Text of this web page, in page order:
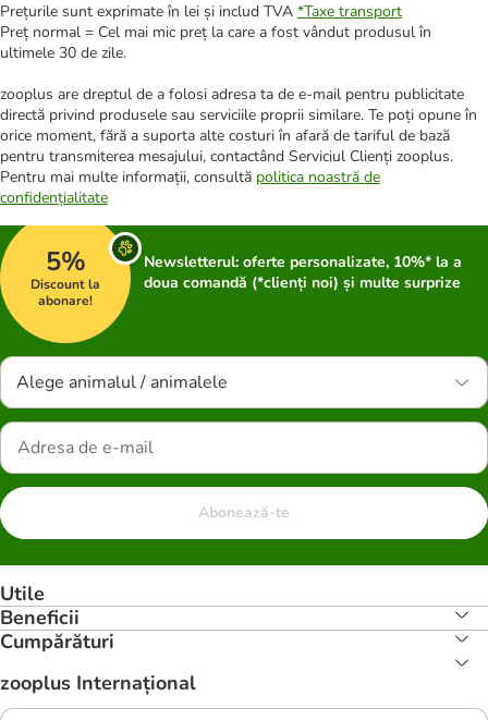
Prețurile sunt exprimate în lei și includ TVA *Taxe transport
Preț normal = Cel mai mic preț la care a fost vândut produsul în
ultimele 30 de zile.
zooplus are dreptul de a folosi adresa ta de e-mail pentru publicitate
directă privind produsele sau serviciile proprii similare. Te poți opune în
orice moment, fără a suporta alte costuri în afară de tariful de bază
pentru transmiterea mesajului, contactând Serviciul Clienți zooplus.
Pentru mai multe informații, consultă politica noastră de
confidențialitate
5%
Discount la
abonare!
Newsletterul: oferte personalizate, 10%* la a
doua comandă (*clienți noi) și multe surprize
Alege animalul / animalele
Abonează-te
Utile
Beneficii
Cumpărături
zooplus Internațional